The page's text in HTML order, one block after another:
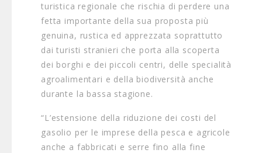
turistica regionale che rischia di perdere una
fetta importante della sua proposta più
genuina, rustica ed apprezzata soprattutto
dai turisti stranieri che porta alla scoperta
dei borghi e dei piccoli centri, delle specialità
agroalimentari e della biodiversità anche
durante la bassa stagione.
“L’estensione della riduzione dei costi del
gasolio per le imprese della pesca e agricole
anche a fabbricati e serre fino alla fine